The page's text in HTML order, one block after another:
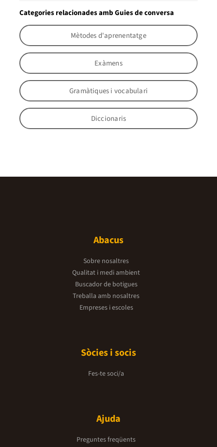
Categories relacionades amb Guies de conversa
Mètodes d'aprenentatge
Exàmens
Gramàtiques i vocabulari
Diccionaris
Abacus
Sobre nosaltres
Qualitat i medi ambient
Buscador de botigues
Treballa amb nosaltres
Empreses i escoles
Sòcies i socis
Fes-te soci/a
Ajuda
Preguntes freqüents